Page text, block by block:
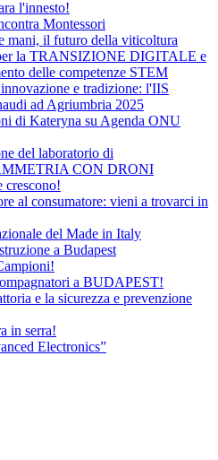
l'innesto!
Montessori
mani, il futuro della viticoltura
la TRANSIZIONE DIGITALE e
delle competenze STEM
e tradizione: l'IIS
ad Agriumbria 2025
di Kateryna su Agenda ONU
del laboratorio di
CON DRONI
crescono!
al consumatore: vieni a trovarci in
del Made in Italy
a Budapest
a BUDAPEST!
e la sicurezza e prevenzione
in serra!
Electronics”